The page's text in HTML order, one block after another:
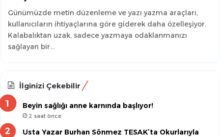
Günümüzde metin düzenleme ve yazı yazma araçları,
kullanıcıların ihtiyaçlarına göre giderek daha özelleşiyor.
Kalabalıktan uzak, sadece yazmaya odaklanmanızı
sağlayan bir…
İlginizi Çekebilir
Beyin sağlığı anne karnında başlıyor!
2 saat önce
Usta Yazar Burhan Sönmez TESAK’ta Okurlarıyla